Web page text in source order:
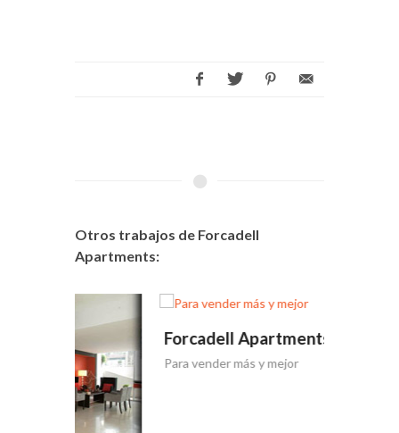
Otros trabajos de Forcadell
Apartments:
Forcadell Apartments
Para vender más y mejor